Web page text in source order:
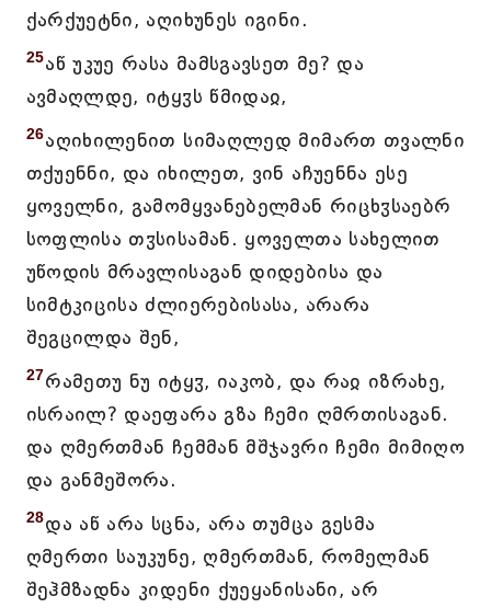
ქარქუეტნი, აღიხუნეს იგინი.
25აწ უკუე რასა მამსგავსეთ მე? და
ავმაღლდე, იტყჳს წმიდაჲ,
26აღიხილენით სიმაღლედ მიმართ თვალნი
თქუენნი, და იხილეთ, ვინ აჩუენნა ესე
ყოველნი, გამომყვანებელმან რიცხჳსაებრ
სოფლისა თჳსისამან. ყოველთა სახელით
უწოდის მრავლისაგან დიდებისა და
სიმტკიცისა ძლიერებისასა, არარა
შეგცილდა შენ,
27რამეთუ ნუ იტყჳ, იაკობ, და რაჲ იზრახე,
ისრაილ? დაეფარა გზა ჩემი ღმრთისაგან.
და ღმერთმან ჩემმან მშჯავრი ჩემი მიმიღო
და განმეშორა.
28და აწ არა სცნა, არა თუმცა გესმა
ღმერთი საუკუნე, ღმერთმან, რომელმან
შეჰმზადნა კიდენი ქუეყანისანი, არ